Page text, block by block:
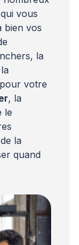
vous
bien vos
la
votre
, la
le
la
quand